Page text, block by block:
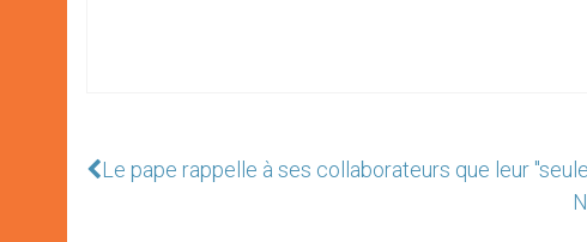
Le pape rappelle à ses collaborateurs que leur